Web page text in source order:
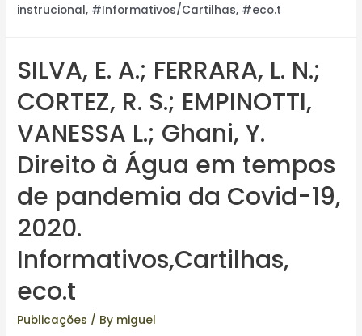
instrucional, #Informativos/Cartilhas, #eco.t
SILVA, E. A.; FERRARA, L. N.;
CORTEZ, R. S.; EMPINOTTI,
VANESSA L.; Ghani, Y.
Direito à Água em tempos
de pandemia da Covid-19,
2020.
Informativos,Cartilhas,
eco.t
Publicações / By miguel